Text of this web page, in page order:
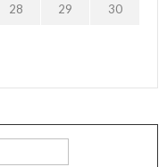
28 29 30